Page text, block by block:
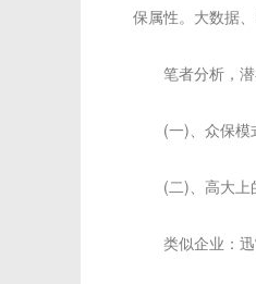
保属性。大数据、
笔者分析，潜
(一)、众保模式
(二)、高大上的
类似企业：迅